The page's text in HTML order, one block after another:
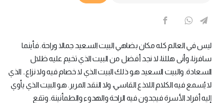
ليس في العالم كله مكان بضاهي البيت السعيد جمالا وراحة. فأينما
سافرنا، وأنى هللنا، لا نجد أفضل من البيت الذي تخيم عليه ظلال
السعادة. والبيت السعيد هو ذلك البيت الذي لا خصام فيه ولا نزاع.. الذي
لا يُسمع فيه الكلام اللاذع القاسي، ولا النقد المرير. هو البيت الذي يأوي
إليه أفراد الأسرة فيجدون فيه الراحة والهدوء والطمأنينة. وتقع